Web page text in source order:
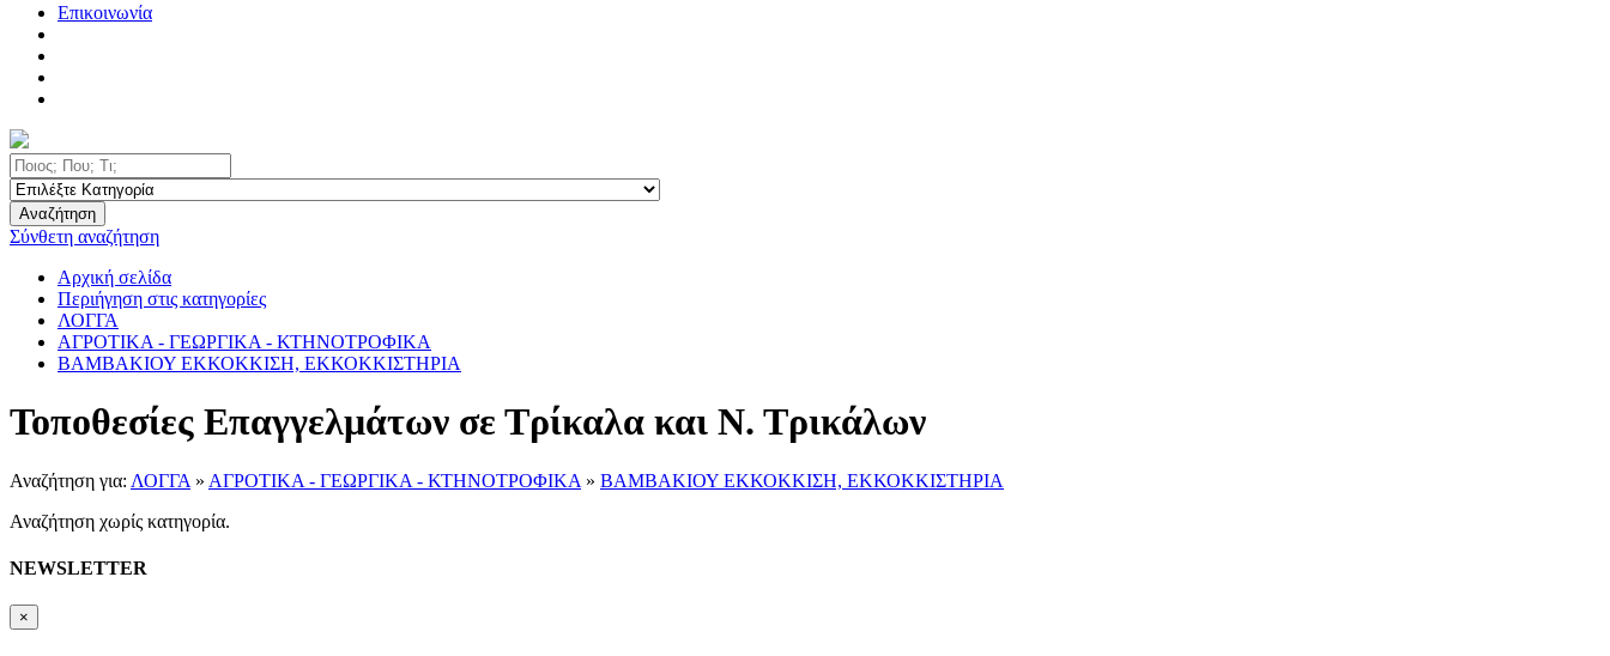
Επικοινωνία
Αναζήτηση
Σύνθετη αναζήτηση
Αρχική σελίδα
Περιήγηση στις κατηγορίες
ΛΟΓΓΑ
ΑΓΡΟΤΙΚΑ - ΓΕΩΡΓΙΚΑ - ΚΤΗΝΟΤΡΟΦΙΚΑ
ΒΑΜΒΑΚΙΟΥ ΕΚΚΟΚΚΙΣΗ, ΕΚΚΟΚΚΙΣΤΗΡΙΑ
Τοποθεσίες Επαγγελμάτων σε Τρίκαλα και Ν. Τρικάλων
Αναζήτηση για: ΛΟΓΓΑ » ΑΓΡΟΤΙΚΑ - ΓΕΩΡΓΙΚΑ - ΚΤΗΝΟΤΡΟΦΙΚΑ » ΒΑΜΒΑΚΙΟΥ ΕΚΚΟΚΚΙΣΗ, ΕΚΚΟΚΚΙΣΤΗΡΙΑ
Αναζήτηση χωρίς κατηγορία.
NEWSLETTER
×